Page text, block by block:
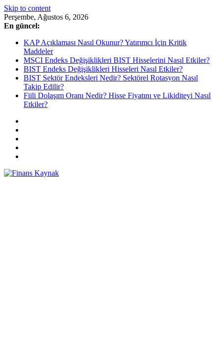
Skip to content
Perşembe, Ağustos 6, 2026
En güncel:
KAP Açıklaması Nasıl Okunur? Yatırımcı İçin Kritik
Maddeler
MSCI Endeks Değişiklikleri BIST Hisselerini Nasıl Etkiler?
BIST Endeks Değişiklikleri Hisseleri Nasıl Etkiler?
BIST Sektör Endeksleri Nedir? Sektörel Rotasyon Nasıl
Takip Edilir?
Fiili Dolaşım Oranı Nedir? Hisse Fiyatını ve Likiditeyi Nasıl
Etkiler?